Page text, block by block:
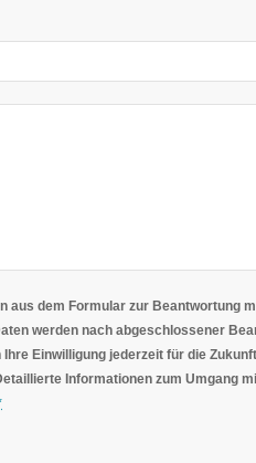
aus dem Formular zur Beantwortung